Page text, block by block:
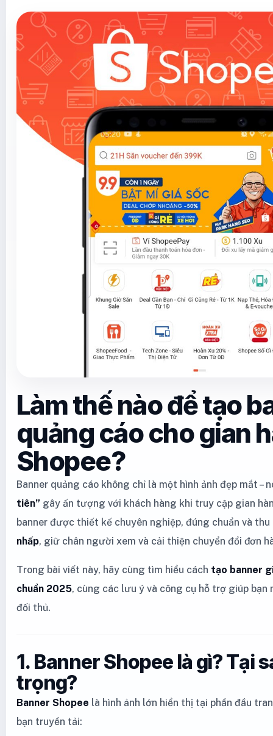
Làm thế nào để tạo
quảng cáo cho gian
Shopee?
Banner quảng cáo không chỉ là một hình ảnh đẹp mắt –
tiên” gây ấn tượng với khách hàng khi truy cập gian
banner được thiết kế chuyên nghiệp, đúng chuẩn và
nhấp, giữ chân người xem và cải thiện chuyển đổi đơn
Trong bài viết này, hãy cùng tìm hiểu cách tạo banner
chuẩn 2025, cùng các lưu ý và công cụ hỗ trợ giúp bạn
đối thủ.
1. Banner Shopee là gì? Tại
trọng?
Banner Shopee là hình ảnh lớn hiển thị tại phần đầu
bạn truyền tải: